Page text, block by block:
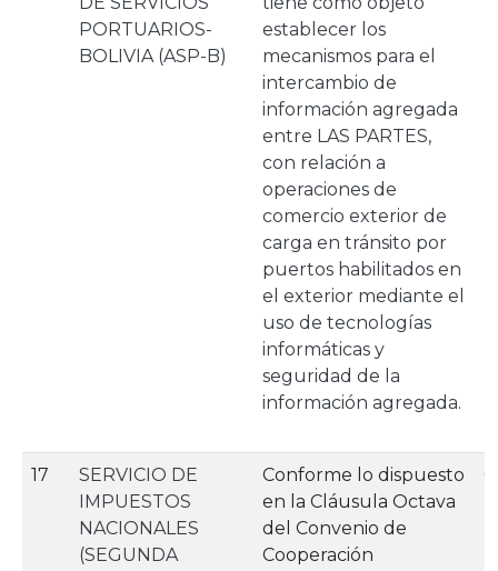
PORTUARIOS-
BOLIVIA (ASP-B)
establecer los
mecanismos para el
intercambio de
información agregada
entre LAS PARTES,
con relación a
operaciones de
comercio exterior de
carga en tránsito por
puertos habilitados en
el exterior mediante el
uso de tecnologías
informáticas y
seguridad de la
información agregada.
17
SERVICIO DE
IMPUESTOS
NACIONALES
(SEGUNDA
Conforme lo dispuesto
en la Cláusula Octava
del Convenio de
Cooperación